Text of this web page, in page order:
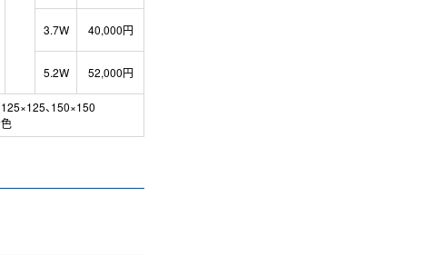
3.7W 40,000円
5.2W 52,000円
125×125、150×150